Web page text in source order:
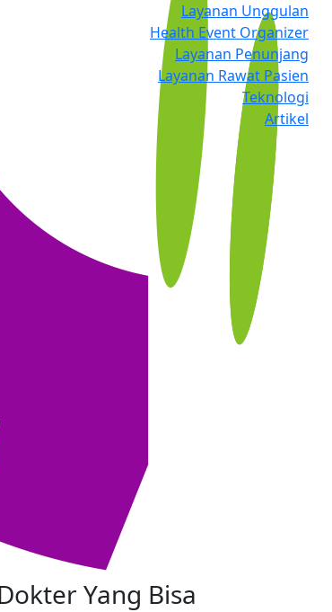
Layanan Unggulan
Health Event Organizer
Layanan Penunjang
Layanan Rawat Pasien
Teknologi
Artikel
Yang Bisa